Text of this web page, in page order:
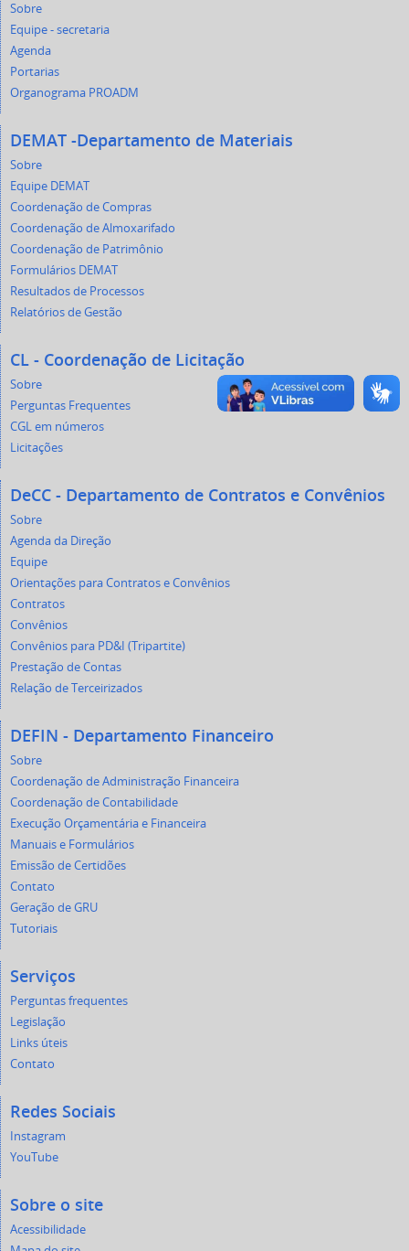
Sobre
Equipe - secretaria
Agenda
Portarias
Organograma PROADM
DEMAT -Departamento de Materiais
Sobre
Equipe DEMAT
Coordenação de Compras
Coordenação de Almoxarifado
Coordenação de Patrimônio
Formulários DEMAT
Resultados de Processos
Relatórios de Gestão
CL - Coordenação de Licitação
Sobre
Perguntas Frequentes
CGL em números
Licitações
DeCC - Departamento de Contratos e Convênios
Sobre
Agenda da Direção
Equipe
Orientações para Contratos e Convênios
Contratos
Convênios
Convênios para PD&I (Tripartite)
Prestação de Contas
Relação de Terceirizados
DEFIN - Departamento Financeiro
Sobre
Coordenação de Administração Financeira
Coordenação de Contabilidade
Execução Orçamentária e Financeira
Manuais e Formulários
Emissão de Certidões
Contato
Geração de GRU
Tutoriais
Serviços
Perguntas frequentes
Legislação
Links úteis
Contato
Redes Sociais
Instagram
YouTube
Sobre o site
Acessibilidade